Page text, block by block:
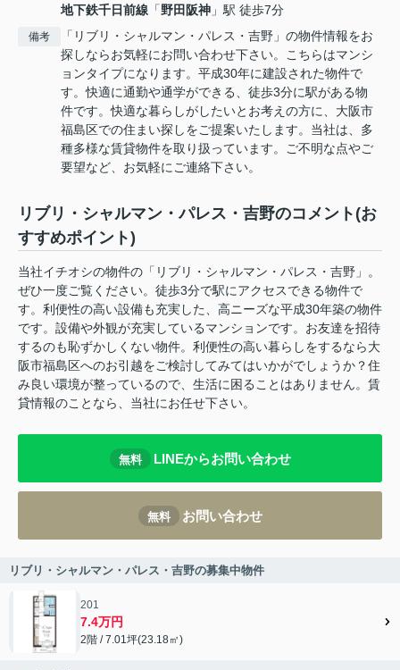
地下鉄千日前線 「野田阪神 」駅 徒歩7分
備考
「リブリ・シャルマン・パレス・吉野」の物件情報をお
探しならお気軽にお問い合わせ下さい。こちらはマンシ
ョンタイプになります。平成30年に建設された物件で
す。快適に通勤や通学ができる、徒歩3分に駅がある物
件です。快適な暮らしがしたいとお考えの方に、大阪市
福島区での住まい探しをご提案いたします。当社は、多
種多様な賃貸物件を取り扱っています。ご不明な点やご
要望など、お気軽にご連絡下さい。
リブリ・シャルマン・パレス・吉野のコメント(お
すすめポイント)
当社イチオシの物件の「リブリ・シャルマン・パレス・吉野」。
ぜひ一度ご覧ください。徒歩3分で駅にアクセスできる物件で
す。利便性の高い設備も充実した、高ニーズな平成30年築の物件
です。設備や外観が充実しているマンションです。お友達を招待
するのも恥ずかしくない物件。利便性の高い暮らしをするなら大
阪市福島区へのお引越をご検討してみてはいかがでしょうか？住
み良い環境が整っているので、生活に困ることはありません。賃
貸情報のことなら、当社にお任せ下さい。
無料 LINEからお問い合わせ
無料 お問い合わせ
リブリ・シャルマン・パレス・吉野の募集中物件
201
7.4万円
2階 / 7.01坪(23.18㎡)